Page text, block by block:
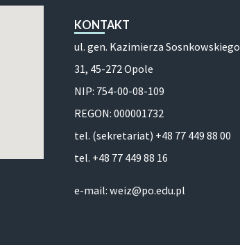
KONTAKT
ul. gen. Kazimierza Sosnkowskiego
31, 45-272 Opole
NIP: 754-00-08-109
REGON: 000001732
tel. (sekretariat) +48 77 449 88 00
tel. +48 77 449 88 16
e-mail: weiz@po.edu.pl